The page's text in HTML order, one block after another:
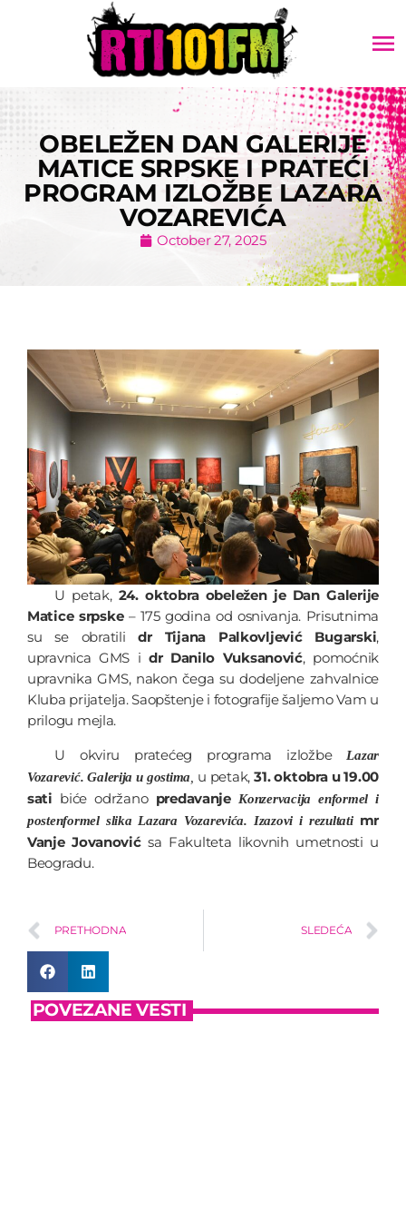
menu
OBELEŽEN DAN GALERIJE
MATICE SRPSKE I PRATEĆI
PROGRAM IZLOŽBE LAZARA
VOZAREVIĆA
October 27, 2025
U petak, 24. oktobra obeležen je Dan Galerije
Matice srpske– 175 godina od osnivanja. Prisutnima
su se obratili dr Tijana Palkovljević Bugarski,
upravnica GMS i dr Danilo Vuksanović, pomoćnik
upravnika GMS, nakon čega su dodeljene zahvalnice
Kluba prijatelja. Saopštenje i fotografije šaljemo Vam u
prilogu mejla.
U okviru pratećeg programa izložbe
Lazar
Vozarević. Galerija u gostima
u petak,31. oktobra u 19.00
sati biće održano predavanje Konzervacija enformel i
postenformel slika Lazara Vozarevića. Izazovi i rezultati mr
Vanje Jovanovićsa Fakulteta likovnih umetnosti u
Beogradu.
PRETHODNA SLEDEĆA
POVEZANE VESTI